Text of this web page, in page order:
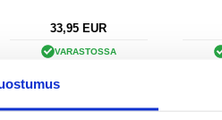
33,95 EUR
VARASTOSSA
ARKIPÄIVÄÄ